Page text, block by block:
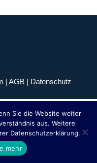
| AGB | Datenschutz
Sie die Website weiter
aus. Weitere
Datenschutzerklärung.
mehr